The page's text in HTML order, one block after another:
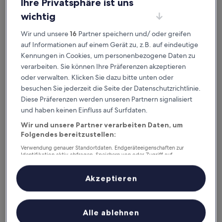
Ichikawa Grand Hotel
Ichikawa Grand Hotel
3.0-
Sterne-
Unterkunft
0,9 km von Bahnhof Ichikawa Sugano entfernt
7.2
von
10,
Gut,
(83
Bewertungen)
7,2/10 Gut (83 Bewertungen)
beträgt
50 €
11. Aug.–12. Aug.
Hotel Double Funabashi
Ihre Privatsphäre ist uns
wichtig
Wir und unsere16 Partner speichern und/ oder greifen
auf Informationen auf einem Gerät zu, z.B. auf eindeutige
Kennungen in Cookies, um personenbezogene Daten zu
verarbeiten. Sie können Ihre Präferenzen akzeptieren
oder verwalten. Klicken Sie dazu bitte unten oder
besuchen Sie jederzeit die Seite der Datenschutzrichtlinie.
Diese Präferenzen werden unseren Partnern signalisiert
und haben keinen Einfluss auf Surfdaten.
Wir und unsere Partner verarbeiten Daten, um
Folgendes bereitzustellen:
Verwendung genauer Standortdaten. Endgeräteeigenschaften zur
Identifikation aktiv abfragen. Speichern von oder Zugriff auf
Inhalte, Messung von Werbeleistung und der Performance von Inhalten,
Zielgruppenforschung sowie Entwicklung und Verbesserung von
Liste der Partner (Lieferanten)
Alle ablehnen
Akzeptieren